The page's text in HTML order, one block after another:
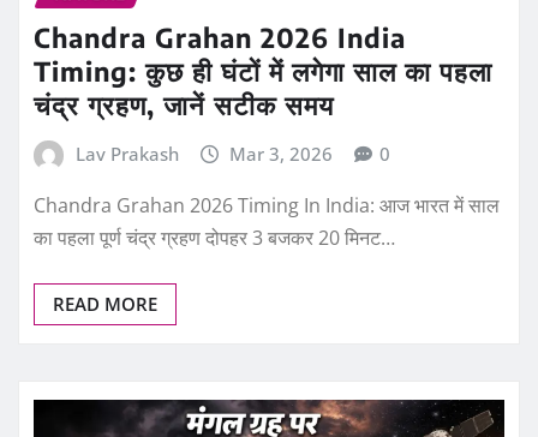
Chandra Grahan 2026 India
Timing: कुछ ही घंटों में लगेगा साल का पहला
चंद्र ग्रहण, जानें सटीक समय
Lav Prakash Mar 3, 2026 0
Chandra Grahan 2026 Timing In India: आज भारत में साल
का पहला पूर्ण चंद्र ग्रहण दोपहर 3 बजकर 20 मिनट…
READ MORE